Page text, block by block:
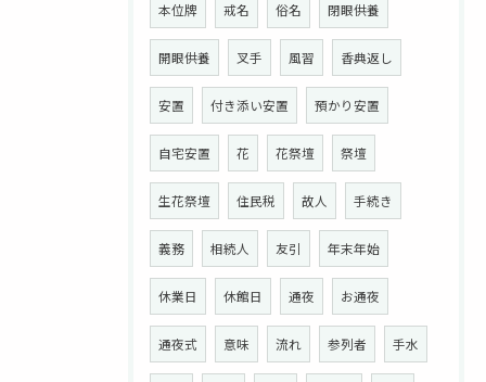
本位牌 戒名 俗名 閉眼供養
開眼供養 叉手 風習 香典返し
安置 付き添い安置 預かり安置
自宅安置 花 花祭壇 祭壇
生花祭壇 住民税 故人 手続き
義務 相続人 友引 年末年始
休業日 休館日 通夜 お通夜
通夜式 意味 流れ 参列者 手水